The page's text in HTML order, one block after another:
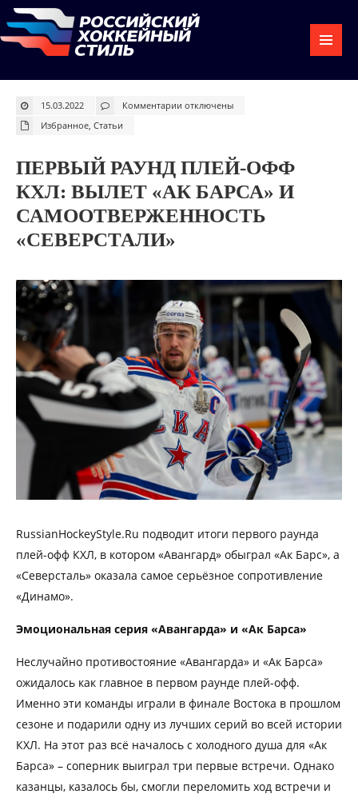
15.03.2022 Комментарии к
вылет
«Ак
Барса»
и
самоотверженность
«Северстали»
отключены
Избранное, Статьи
ПЕРВЫЙ РАУНД ПЛЕЙ-ОФФ
КХЛ: ВЫЛЕТ «АК БАРСА» И
САМООТВЕРЖЕННОСТЬ
«СЕВЕРСТАЛИ»
RussianHockeyStyle.Ru подводит итоги первого раунда
плей-офф КХЛ, в котором «Авангард» обыграл «Ак Барс», а
«Северсталь» оказала самое серьёзное сопротивление
«Динамо».
Эмоциональная серия «Авангарда» и «Ак Барса»
Неслучайно противостояние «Авангарда» и «Ак Барса»
ожидалось как главное в первом раунде плей-офф.
Именно эти команды играли в финале Востока в прошлом
сезоне и подарили одну из лучших серий во всей истории
КХЛ. На этот раз всё началось с холодного душа для «Ак
Барса» – соперник выиграл три первые встречи. Однако
казанцы, казалось бы, смогли переломить ход встречи и